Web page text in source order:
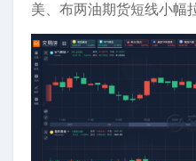
美、布两油期货短线小幅